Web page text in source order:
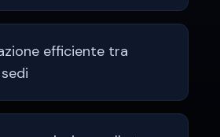
efficiente tra